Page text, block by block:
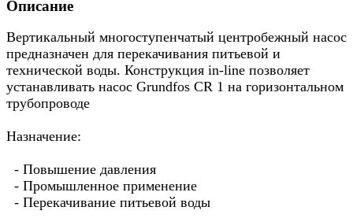
Описание
Вертикальный многоступенчатый центробежный насос
предназначен для перекачивания питьевой и
технической воды. Конструкция in-line позволяет
устанавливать насос Grundfos CR 1 на горизонтальном
трубопроводе
Назначение:
- Повышение давления
- Промышленное применение
- Перекачивание питьевой воды